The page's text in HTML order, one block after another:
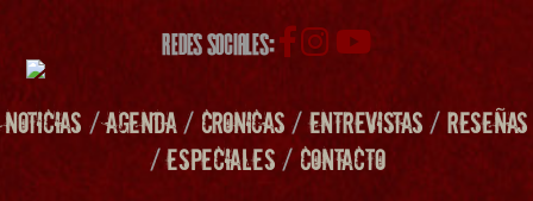
REDES SOCIALES:
NOTICIAS /AGENDA/ CRONICAS/ENTREVISTAS/RESEÑAS
/ESPECIALES/ CONTACTO